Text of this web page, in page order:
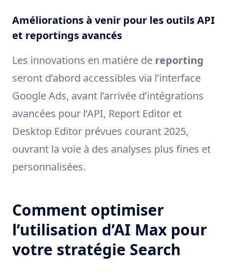
Améliorations à venir pour les outils API
et reportings avancés
Les innovations en matière de reporting
seront d’abord accessibles via l’interface
Google Ads, avant l’arrivée d’intégrations
avancées pour l’API, Report Editor et
Desktop Editor prévues courant 2025,
ouvrant la voie à des analyses plus fines et
personnalisées.
Comment optimiser
l’utilisation d’AI Max pour
votre stratégie Search